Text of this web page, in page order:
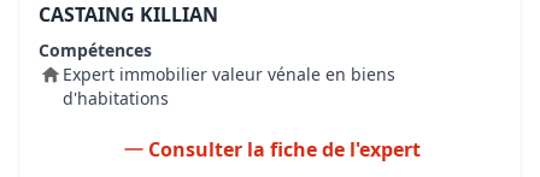
CASTAING KILLIAN
Compétences
Expert immobilier valeur vénale en biens
d'habitations
Consulter la fiche de l'expert